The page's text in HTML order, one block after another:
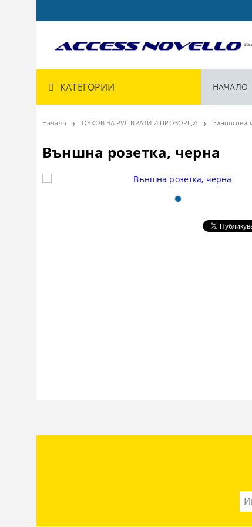
КАТЕГОРИИ НАЧАЛО
Начало ОБКОВ ЗА PVC ВРАТИ И ПРОЗОРЦИ Едноосови
Външна розетка, черна